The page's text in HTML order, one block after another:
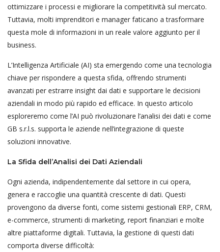
ottimizzare i processi e migliorare la competitività sul mercato.
Tuttavia, molti imprenditori e manager faticano a trasformare
questa mole di informazioni in un reale valore aggiunto per il
business.
L’Intelligenza Artificiale (AI) sta emergendo come una tecnologia
chiave per rispondere a questa sfida, offrendo strumenti
avanzati per estrarre insight dai dati e supportare le decisioni
aziendali in modo più rapido ed efficace. In questo articolo
esploreremo come l’AI può rivoluzionare l’analisi dei dati e come
GB s.r.l.s. supporta le aziende nell’integrazione di queste
soluzioni innovative.
La Sfida dell’Analisi dei Dati Aziendali
Ogni azienda, indipendentemente dal settore in cui opera,
genera e raccoglie una quantità crescente di dati. Questi
provengono da diverse fonti, come sistemi gestionali ERP, CRM,
e-commerce, strumenti di marketing, report finanziari e molte
altre piattaforme digitali. Tuttavia, la gestione di questi dati
comporta diverse difficoltà: